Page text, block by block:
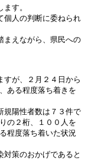
す。
個人の判断に委ねられ
まえながら、県民への
すが、２月２４日から
ある程度落ち着きを
規陽性者数は７３件で
の２桁、１００人を
程度落ち着いた状況
策のおかげであると